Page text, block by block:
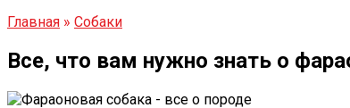
Главная » Собаки
Все, что вам нужно знать о